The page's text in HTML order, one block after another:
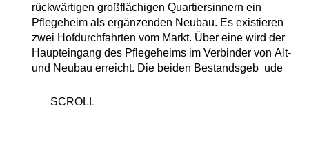
rückwärtigen großflächigen Quartiersinnern ein
Pflegeheim als ergänzenden Neubau. Es existieren
zwei Hofdurchfahrten vom Markt. Über eine wird der
Haupteingang des Pflegeheims im Verbinder von Alt-
und Neubau erreicht. Die beiden Bestandsgeb ude
wird das Bewohnerrestaurant des Pflegeheimes. Die
Wohnungen werden über Treppe und Aufzug im
Verbinder zum Neubau erschlossen, der gleichzeitig
zweiter Rettungsweg für das Pflegeheim ist. Das
Pflegeheim selbst entsteht im quartiersinneren als